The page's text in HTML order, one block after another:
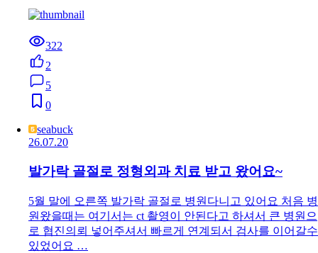
322
2
5
0
seabuck
26.07.20
발가락 골절로 정형외과 치료 받고 왔어요~
5월 말에 오른쪽 발가락 골절로 병원다니고 있어요 처음 병
원왔을때는 여기서는 ct 촬영이 안된다고 하셔서 큰 병원으
로 협진의뢰 넣어주셔서 빠르게 연계되서 검사를 이어갈수
있었어요 …